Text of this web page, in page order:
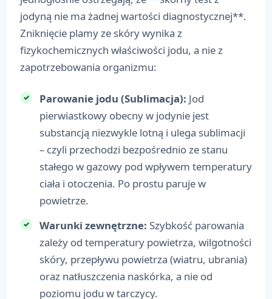
jodyną nie ma żadnej wartości diagnostycznej**.
Zniknięcie plamy ze skóry wynika z
fizykochemicznych właściwości jodu, a nie z
zapotrzebowania organizmu:
Parowanie jodu (Sublimacja): Jod
pierwiastkowy obecny w jodynie jest
substancją niezwykle lotną i ulega sublimacji
– czyli przechodzi bezpośrednio ze stanu
stałego w gazowy pod wpływem temperatury
ciała i otoczenia. Po prostu paruje w
powietrze.
Warunki zewnętrzne: Szybkość parowania
zależy od temperatury powietrza, wilgotności
skóry, przepływu powietrza (wiatru, ubrania)
oraz natłuszczenia naskórka, a nie od
poziomu jodu w tarczycy.